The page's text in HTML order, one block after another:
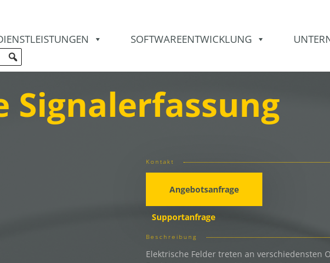
SOFTWAREENTWICKLUNG
Signalerfassung
Kontakt
Angebotsanfrage
Supportanfrage
Beschreibung
Elektrische Felder treten an verschiedensten